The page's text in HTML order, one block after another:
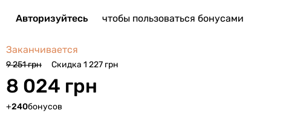
Авторизуйтесь чтобы пользоваться бонусами
Заканчивается
9 251 грн Скидка 1 227 грн
8 024 грн
+240бонусов